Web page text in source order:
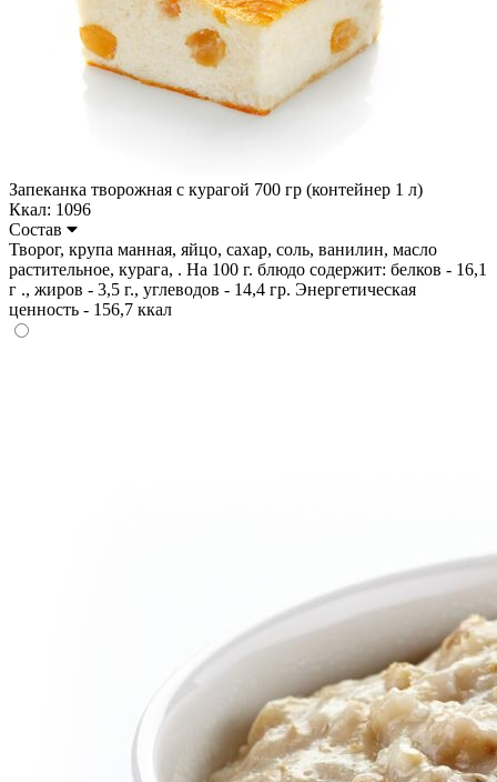
Запеканка творожная с курагой 700 гр (контейнер 1 л)
Ккал: 1096
Состав
Творог, крупа манная, яйцо, сахар, соль, ванилин, масло
растительное, курага, . На 100 г. блюдо содержит: белков - 16,1
г ., жиров - 3,5 г., углеводов - 14,4 гр. Энергетическая
ценность - 156,7 ккал